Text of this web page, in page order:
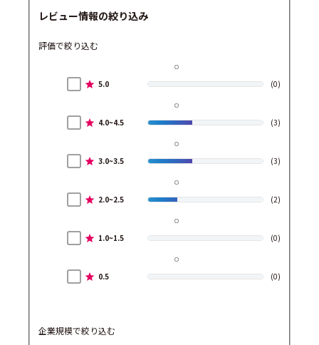
レビュー情報の絞り込み
評価で絞り込む
5.0 (0)
4.0~4.5 (3)
3.0~3.5 (3)
2.0~2.5 (2)
1.0~1.5 (0)
0.5 (0)
企業規模で絞り込む